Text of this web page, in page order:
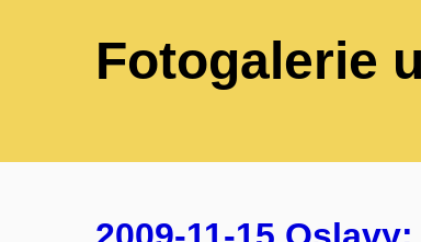
Fotogalerie